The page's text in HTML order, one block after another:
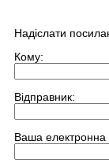
Надіслати
Кому:
Відправник:
Ваша електронна